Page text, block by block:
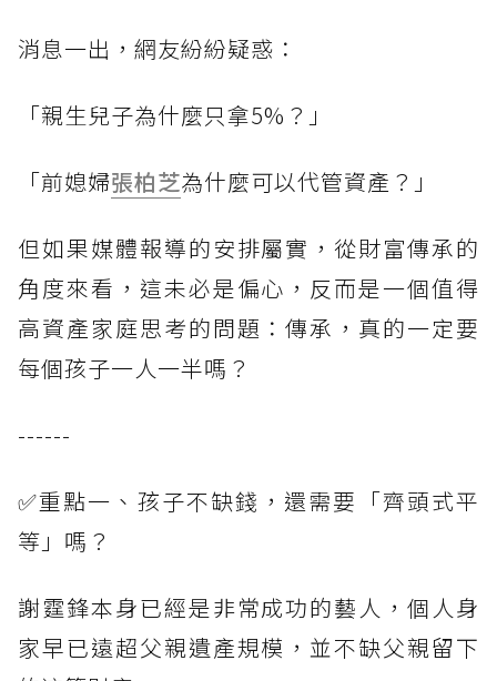
消息一出，網友紛紛疑惑：
「親生兒子為什麼只拿5%？」
「前媳婦張柏芝為什麼可以代管資產？」
但如果媒體報導的安排屬實，從財富傳承的
角度來看，這未必是偏心，反而是一個值得
高資產家庭思考的問題：傳承，真的一定要
每個孩子一人一半嗎？
------
✅重點一、孩子不缺錢，還需要「齊頭式平
等」嗎？
謝霆鋒本身已經是非常成功的藝人，個人身
家早已遠超父親遺產規模，並不缺父親留下